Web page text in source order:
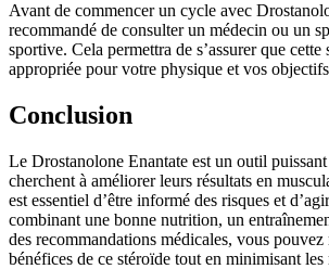
Avant de commencer un cycle avec
recommandé de consulter un médecin ou un
sportive. Cela permettra de s’assurer que cette
appropriée pour votre physique et vos
Conclusion
Le Drostanolone Enantate est un outil
cherchent à améliorer leurs résultats en
est essentiel d’être informé des risques et
combinant une bonne nutrition, un
des recommandations médicales, vous
bénéfices de ce stéroïde tout en minimisant les